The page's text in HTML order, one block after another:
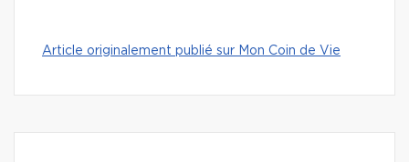
Article originalement publié sur Mon Coin de Vie